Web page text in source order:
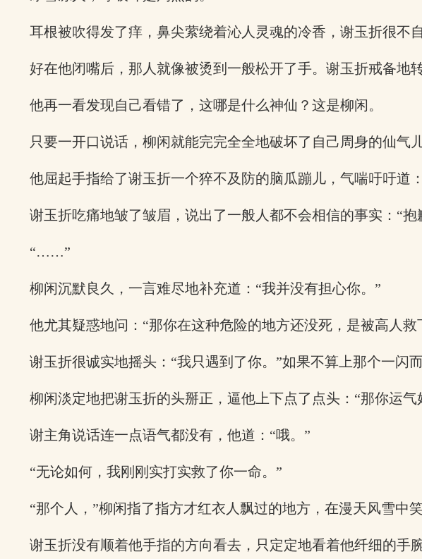
耳根被吹得发了痒，鼻尖萦绕着沁人灵魂的冷香，谢玉折很不
好在他闭嘴后，那人就像被烫到一般松开了手。谢玉折戒备地
他再一看发现自己看错了，这哪是什么神仙？这是柳闲。
只要一开口说话，柳闲就能完完全全地破坏了自己周身的仙气儿
他屈起手指给了谢玉折一个猝不及防的脑瓜蹦儿，气喘吁吁道
谢玉折吃痛地皱了皱眉，说出了一般人都不会相信的事实：“
“……”
柳闲沉默良久，一言难尽地补充道：“我并没有担心你。”
他尤其疑惑地问：“那你在这种危险的地方还没死，是被高人救
谢玉折很诚实地摇头：“我只遇到了你。”如果不算上那个一闪
柳闲淡定地把谢玉折的头掰正，逼他上下点了点头：“那你运
谢主角说话连一点语气都没有，他道：“哦。”
“无论如何，我刚刚实打实救了你一命。”
“那个人，”柳闲指了指方才红衣人飘过的地方，在漫天风雪中
谢玉折没有顺着他手指的方向看去，只定定地看着他纤细的手